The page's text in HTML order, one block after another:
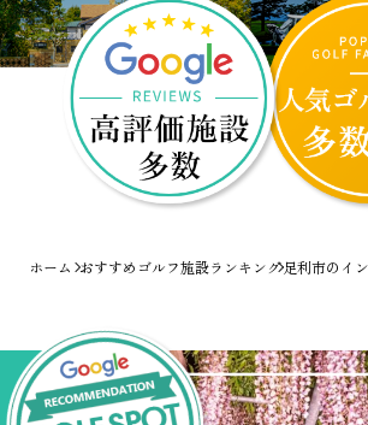
ホーム おすすめゴルフ施設ランキング足利市のイ